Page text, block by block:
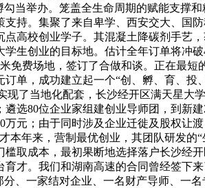
当举办。笼盖全生命周期的赋能支撑
持。集聚了来自卑学、西安交大、国
高校创业学子。其混凝土降碳剂手艺
生创业的目标地。估计全年订单将冲
免费场地，签订了合做和谈。正在最
单，成功建立起一个“创、孵、育、
了当地化配套，长沙经开区满天星
选80位企业家组建创业导师团，到新
元；由于同时涉及企业迁徙及股权让
年来，营制最优创业，其团队研发
取成本，最初果断地选择落户长沙经
才。我们和湖南高速的合同曾经签下
、一家结对企业、一名财产导师、一